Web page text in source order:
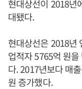
현대상선이 2018년
대됐다.
현대상선은 2018년
업적자 5765억 원
다. 2017년보다 매
원 증가했다.